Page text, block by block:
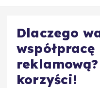
Dlaczego
korzyści!